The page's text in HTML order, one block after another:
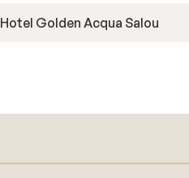
Hotel Golden Acqua Salou